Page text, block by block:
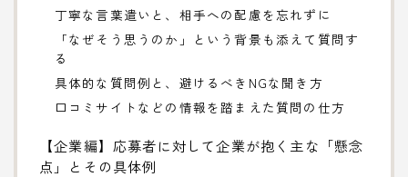
丁寧な言葉遣いと、相手への配慮を忘れずに
「なぜそう思うのか」という背景も添えて質問す
る
具体的な質問例と、避けるべきNGな聞き方
口コミサイトなどの情報を踏まえた質問の仕方
【企業編】応募者に対して企業が抱く主な「懸念
点」とその具体例